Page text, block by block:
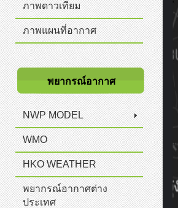
ภาพดาวเทียม
ภาพแผนที่อากาศ
พยากรณ์อากาศ
NWP MODEL
WMO
HKO WEATHER
พยากรณ์อากาศต่าง
ประเทศ